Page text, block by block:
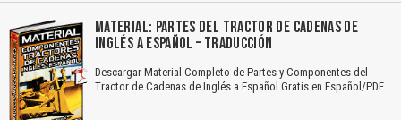
MATERIAL: PARTES DEL TRACTOR DE CADENAS DE
INGLÉS A ESPAÑOL – TRADUCCIÓN
Descargar Material Completo de Partes y Componentes del
Tractor de Cadenas de Inglés a Español Gratis en Español/PDF.